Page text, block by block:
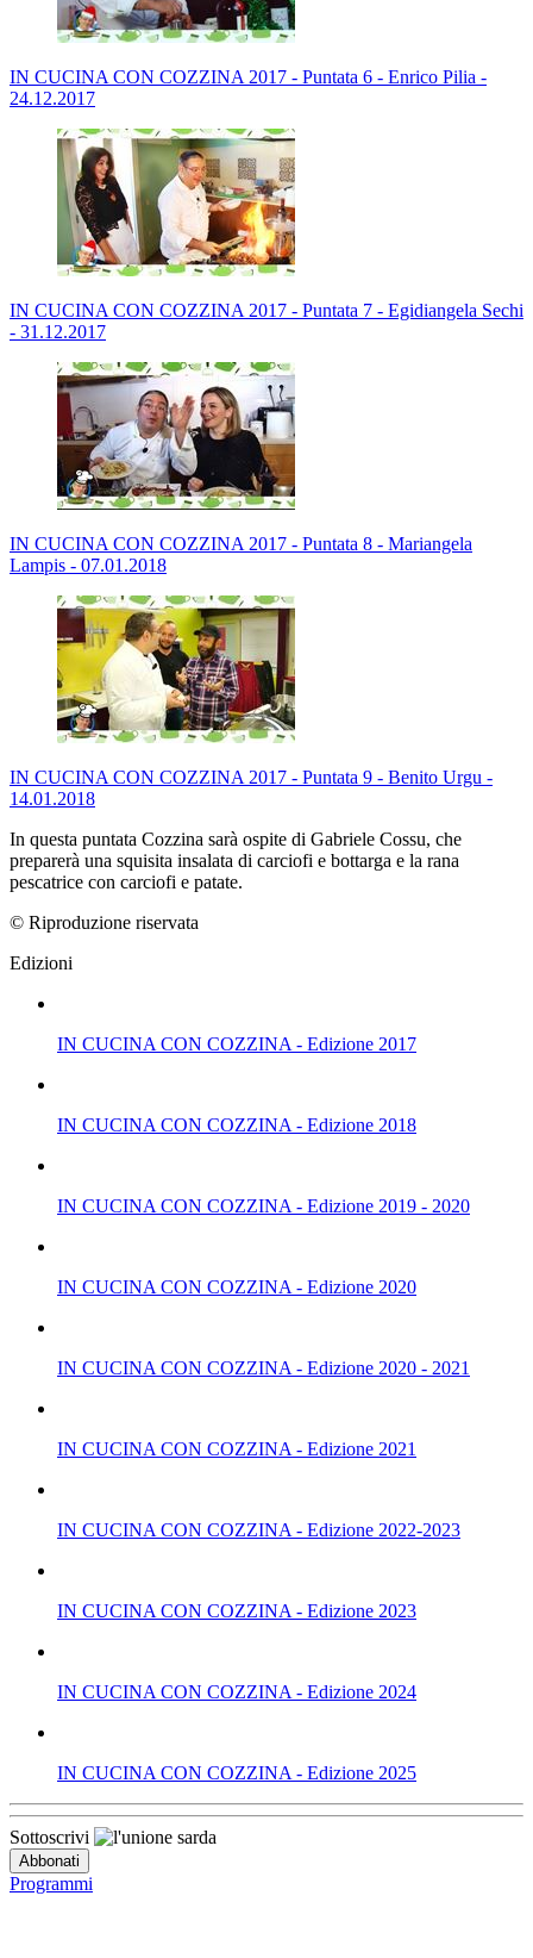
IN CUCINA CON COZZINA 2017 - Puntata 6 - Enrico Pilia -
24.12.2017
IN CUCINA CON COZZINA 2017 - Puntata 7 - Egidiangela Sechi
- 31.12.2017
IN CUCINA CON COZZINA 2017 - Puntata 8 - Mariangela
Lampis - 07.01.2018
IN CUCINA CON COZZINA 2017 - Puntata 9 - Benito Urgu -
14.01.2018
In questa puntata Cozzina sarà ospite di Gabriele Cossu, che
preparerà una squisita insalata di carciofi e bottarga e la rana
pescatrice con carciofi e patate.
© Riproduzione riservata
Edizioni
IN CUCINA CON COZZINA - Edizione 2017
IN CUCINA CON COZZINA - Edizione 2018
IN CUCINA CON COZZINA - Edizione 2019 - 2020
IN CUCINA CON COZZINA - Edizione 2020
IN CUCINA CON COZZINA - Edizione 2020 - 2021
IN CUCINA CON COZZINA - Edizione 2021
IN CUCINA CON COZZINA - Edizione 2022-2023
IN CUCINA CON COZZINA - Edizione 2023
IN CUCINA CON COZZINA - Edizione 2024
IN CUCINA CON COZZINA - Edizione 2025
Sottoscrivi
Programmi